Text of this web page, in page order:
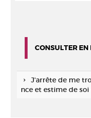
CONSULTER EN
J'arrête de me
nce et estime de